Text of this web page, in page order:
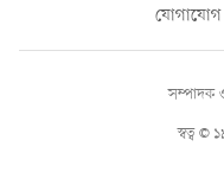
যোগাযোগ
স্বত্ব
সম্পাদক